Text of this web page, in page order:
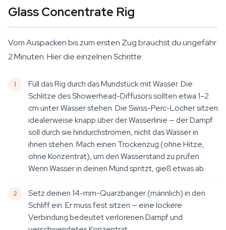
Glass Concentrate Rig
Vom Auspacken bis zum ersten Zug brauchst du ungefähr
2 Minuten. Hier die einzelnen Schritte:
Füll das Rig durch das Mundstück mit Wasser. Die
Schlitze des Showerhead-Diffusors sollten etwa 1–2
cm unter Wasser stehen. Die Swiss-Perc-Löcher sitzen
idealerweise knapp über der Wasserlinie — der Dampf
soll durch sie hindurchströmen, nicht das Wasser in
ihnen stehen. Mach einen Trockenzug (ohne Hitze,
ohne Konzentrat), um den Wasserstand zu prüfen.
Wenn Wasser in deinen Mund spritzt, gieß etwas ab.
Setz deinen 14-mm-Quarzbanger (männlich) in den
Schliff ein. Er muss fest sitzen — eine lockere
Verbindung bedeutet verlorenen Dampf und